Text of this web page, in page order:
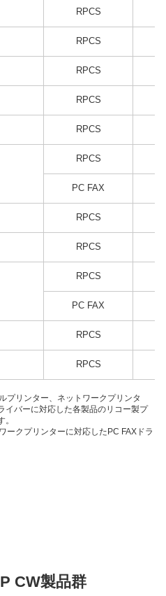
RPCS
RPCS
RPCS
RPCS
RPCS
RPCS
PC FAX
RPCS
RPCS
RPCS
PC FAX
RPCS
RPCS
プリンター、ネットワークプリンタ
イバーに対応した各製品のリコー製プ
ークプリンターに対応したPC FAXドラ
CW製品群